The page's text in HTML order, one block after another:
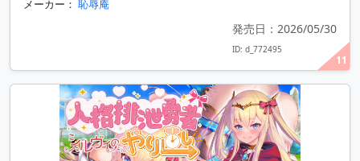
11
メーカー： 恥辱庵
発売日：2026/05/30
ID: d_772495